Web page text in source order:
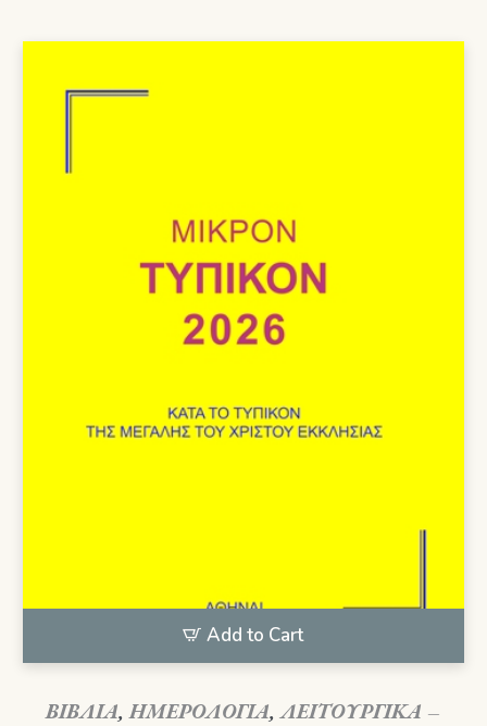
Add to Cart
ΒΙΒΛΙΑ,ΗΜΕΡΟΛΟΓΙΑ,ΛΕΙΤΟΥΡΓΙΚΑ –